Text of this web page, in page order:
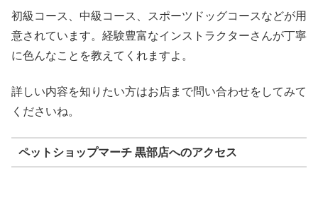
初級コース、中級コース、スポーツドッグコースなどが用
意されています。経験豊富なインストラクターさんが丁寧
に色んなことを教えてくれますよ。
詳しい内容を知りたい方はお店まで問い合わせをしてみて
くださいね。
ペットショップマーチ 黒部店へのアクセス